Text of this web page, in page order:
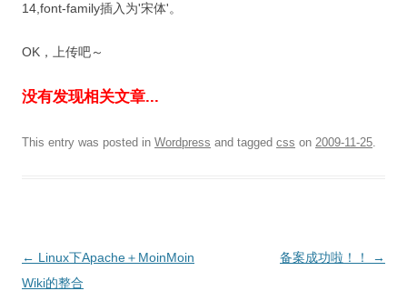
14,font-family插入为'宋体'。
OK，上传吧～
没有发现相关文章...
This entry was posted in Wordpress and tagged css on 2009-11-25.
Post
navigation
← Linux下Apache＋MoinMoin
Wiki的整合
备案成功啦！！ →